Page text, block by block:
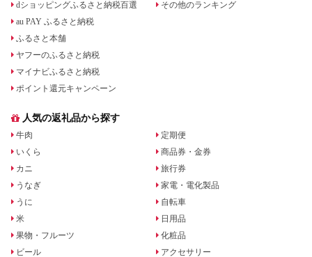
dショッピングふるさと納税百選
au PAY ふるさと納税
ふるさと本舗
ヤフーのふるさと納税
マイナビふるさと納税
ポイント還元キャンペーン
その他のランキング
人気の返礼品から探す
牛肉
いくら
カニ
うなぎ
うに
米
果物・フルーツ
ビール
定期便
商品券・金券
旅行券
家電・電化製品
自転車
日用品
化粧品
アクセサリー